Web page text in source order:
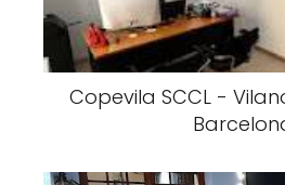
Copevila SCCL -